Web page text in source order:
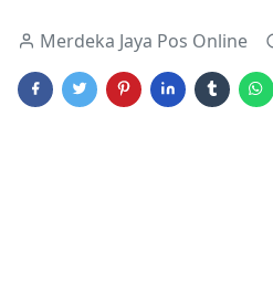
Merdeka Jaya Pos Online